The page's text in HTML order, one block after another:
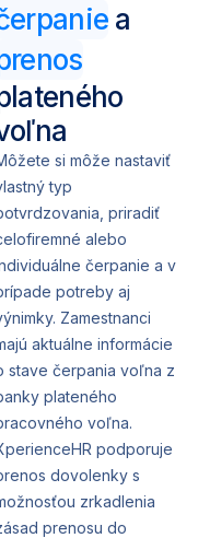
a
si môže nastaviť
typ
priradiť
alebo
čerpanie a v
potreby aj
Zamestnanci
aktuálne informácie
stave čerpania voľna z
plateného
voľna.
podporuje
dovolenky s
zrkadlenia
prenosu do